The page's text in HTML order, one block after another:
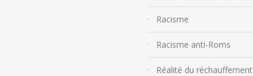
Racisme
Racisme anti-Roms
Réalité du réchauffement